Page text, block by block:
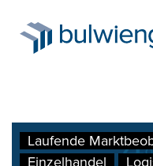
Direkt
zum
Laufende
Einzelhandel